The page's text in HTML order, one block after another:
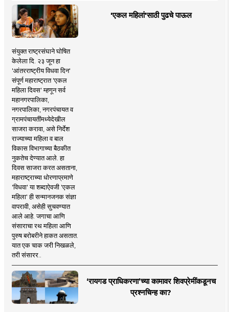
'एकल महिलां'साठी पुढचे पाऊल
संयुक्त राष्ट्रसंघाने घोषित
केलेला दि. २३ जून हा
'आंतरराष्ट्रीय विधवा दिन'
संपूर्ण महाराष्ट्रात 'एकल
महिला दिवस' म्हणून सर्व
महानगरपालिका,
नगरपालिका, नगरपंचायत व
ग्रामपंचायतींमध्येदेखील
साजरा करावा, असे निर्देश
राज्याच्या महिला व बाल
विकास विभागाच्या बैठकीत
नुकतेच देण्यात आले. हा
दिवस साजरा करत असताना,
महाराष्ट्राच्या धोरणाप्रमाणे
'विधवा' या शब्दाऐवजी 'एकल
महिला' ही सन्मानजनक संज्ञा
वापरावी, असेही सुचवण्यात
आले आहे. जगाचा आणि
संसाराचा रथ महिला आणि
पुरुष बरोबरीने हाकत असतात.
यात एक चाक जरी निखळले,
तरी संसारर..
‘रायगड प्राधिकरणा’च्या कामावर शिवप्रेमींकडूनच
प्रश्नचिन्ह का?